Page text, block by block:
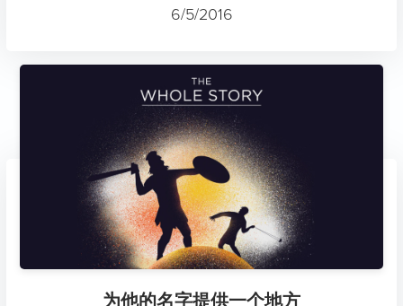
6/5/2016
为他的名字提供一个地方